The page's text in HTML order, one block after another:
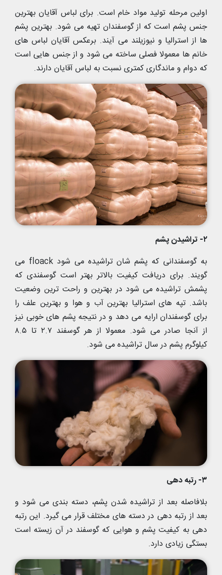
اولین مرحله تولید مواد خام است. برای لباس آقایان بهترین
جنس پشم است که از گوسفندان تهیه می شود. بهترین پشم
ها از استرالیا و نیوزیلند می آیند. برعکس آقایان لباس های
خانم ها معمولا فصلی ساخته می شود و از جنس هایی است
که دوام و ماندگاری کمتری نسبت به لباس آقایان دارند.
۲- تراشیدن پشم
به گوسفندانی که پشم شان تراشیده می شود floack می
گویند. برای دریافت کیفیت بالاتر بهتر است گوسفندی که
پشمش تراشیده می شود در بهترین و راحت ترین وضعیت
باشد. تپه های استرالیا بهترین آب و هوا و بهترین علف را
برای گوسفندان ارایه می دهد و در نتیجه پشم های خوبی نیز
از آنجا صادر می شود. معمولا از هر گوسفند ۲.۷ تا ۸.۵
کیلوگرم پشم در سال تراشیده می شود.
۳- رتبه دهی
بلافاصله بعد از تراشیده شدن پشم،‌ دسته بندی می شود و
بعد از رتبه دهی در دسته های مختلف قرار می گیرد. این رتبه
دهی به کیفیت پشم و هوایی که گوسفند در آن زیسته است
بستگی زیادی دارد.